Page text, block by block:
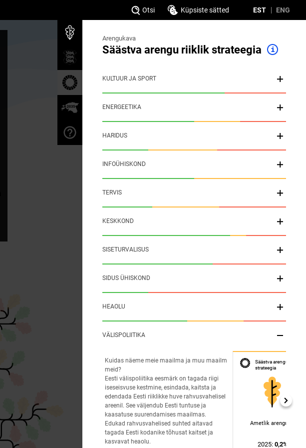
Otsi Küpsiste sätted EST ENG
Arengukava
Säästva arengu riiklik strateegia
KULTUUR JA SPORT
ENERGEETIKA
HARIDUS
INFOÜHISKOND
TERVIS
KESKKOND
SISETURVALISUS
SIDUS ÜHISKOND
HEAOLU
VÄLISPOLIITIKA
Kuidas näeme meie maailma ja muu maailm
meid?
Eesti välispoliitika eesmärk on tagada riigi
iseseisvuse kestmine, esindada, kaitsta ja
edendada Eesti riiklikke huve rahvusvahelisel
areenil. See väljendub Eesti tuntuse ja
kaasatuse suurendamises maailmas.
Edukad rahvusvahelised suhted aitavad
tagada Eesti kodanike tõhusat kaitset ja
kasvavat heaolu.
Säästva arengu riiklik
strateegia
Ametlik arenguabi
2025: 0,2%